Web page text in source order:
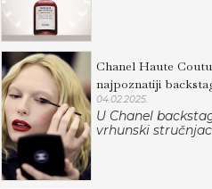
Chanel Haute
najpoznatiji
04.02.2025.
U Chanel
vrhunski